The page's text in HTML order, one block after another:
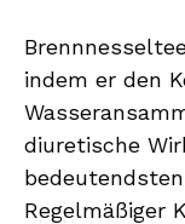
indem er den
diuretische
bedeutendsten
Regelmäßiger